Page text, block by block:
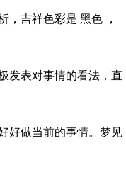
吉祥色彩是 黑色 ，
发表对事情的看法，直
好做当前的事情。梦见